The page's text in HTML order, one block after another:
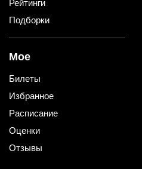
Рейтинги
Подборки
Мое
Билеты
Избранное
Расписание
Оценки
Отзывы